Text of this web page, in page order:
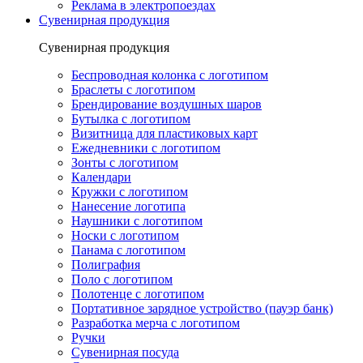
Реклама в электропоездах
Сувенирная продукция
Сувенирная продукция
Беспроводная колонка с логотипом
Браслеты с логотипом
Брендирование воздушных шаров
Бутылка с логотипом
Визитница для пластиковых карт
Ежедневники с логотипом
Зонты с логотипом
Календари
Кружки с логотипом
Нанесение логотипа
Наушники с логотипом
Носки с логотипом
Панама с логотипом
Полиграфия
Поло с логотипом
Полотенце с логотипом
Портативное зарядное устройство (пауэр банк)
Разработка мерча с логотипом
Ручки
Сувенирная посуда